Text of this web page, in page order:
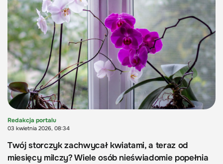
Redakcja portalu
03 kwietnia 2026, 08:34
Twój storczyk zachwycał kwiatami, a teraz od
miesięcy milczy? Wiele osób nieświadomie popełnia